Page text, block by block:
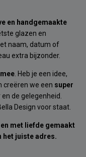
en handgemaakte
glazen en
naam, datum of
extra bijzonder.
. Heb je een idee,
creëren we een super
de gelegenheid.
Design voor staat.
met liefde gemaakt
het juiste adres.